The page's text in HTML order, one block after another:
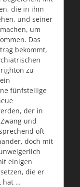
die in ihm
und seiner
um
Das
bekommt,
zu
fünfstellige
der in
und
oft
doch mit
einigen
die er
hat …